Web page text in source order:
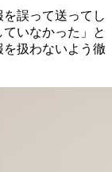
誤って送ってし
いなかった」と
扱わないよう徹